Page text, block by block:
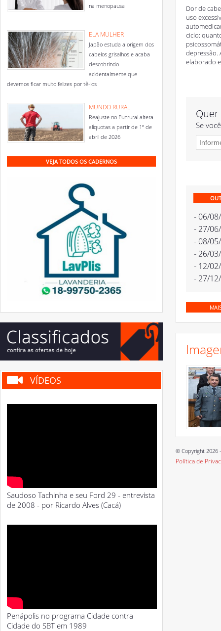
na menopausa
ELA MULHER
Japão estuda a origem dos
cabelos grisalhos e acaba
descobrindo
acidentalmente que
devemos ficar muito felizes por tê-los
MUNDO RURAL
Reajuste no Funrural altera
alíquotas a partir de 1º de
abril de 2026
VEJA TODOS OS CADERNOS
VÍDEOS
Saudoso Tachinha e seu Ford 29 - entrevista
de 2008 - por Ricardo Alves (Cacá)
Penápolis no programa Cidade contra
Cidade do SBT em 1989
Dor de
uso
ciclo:
depressão.
elaborado
Se
- 06/
- 27/
- 08/
- 26/
- 12/
- 27/
© Copyright 2026
Política de